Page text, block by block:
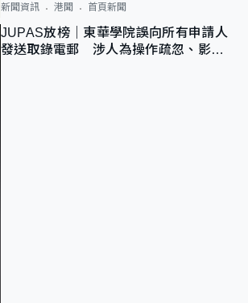
新聞資訊 港聞 首頁新聞
JUPAS放榜｜東華學院誤向所有申請人
發送取錄電郵 涉人為操作疏忽、影響